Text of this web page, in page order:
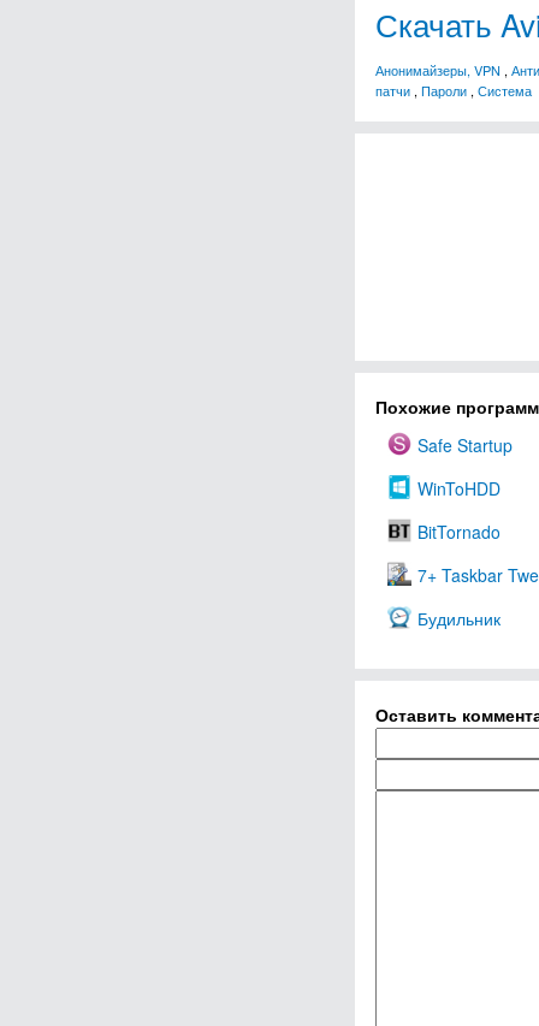
Скачать
Анонимайзеры, VPN ,
патчи , Пароли , Система
Похожие
Safe Startup
WinToHDD
BitTornado
7+ Taskbar
Будильник
Оставить